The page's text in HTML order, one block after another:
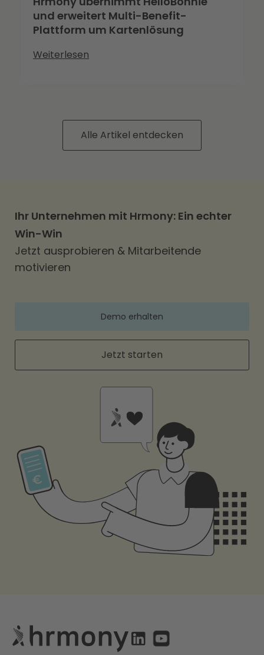
und erweitert Multi-Benefit-
Plattform um Kartenlösung
Weiterlesen
Alle Artikel entdecken
Ihr Unternehmen mit Hrmony: Ein echter
Win-Win
Jetzt ausprobieren & Mitarbeitende
motivieren
Demo erhalten
Jetzt starten